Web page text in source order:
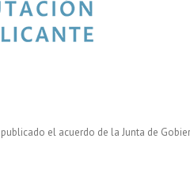
el acuerdo de la Junta de